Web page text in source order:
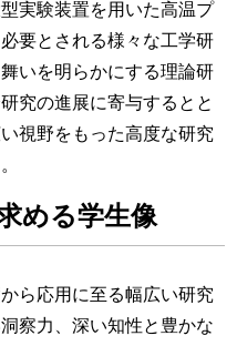
実験装置を用いた高温プ
要とされる様々な工学研
いを明らかにする理論研
究の進展に寄与するとと
視野をもった高度な研究
める学生像
ら応用に至る幅広い研究
察力、深い知性と豊かな